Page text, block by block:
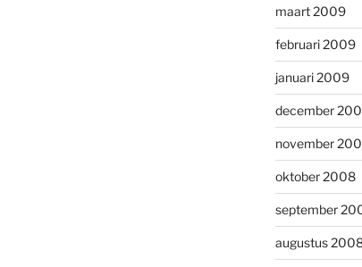
maart 2009
februari 2009
januari 2009
december
november
oktober 2008
september
augustus